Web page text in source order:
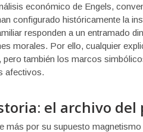
económico de Engels,
configurado históricamente la
responden a un entramado
morales. Por ello, cualquier
también los marcos
afectivos.
el archivo del
más por su supuesto